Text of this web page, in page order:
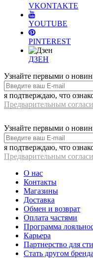
VKONTAKTE
YOUTUBE
PINTEREST
ДЗЕН
Узнайте первыми о
я подтверждаю, что
Предварительным
Узнайте первыми о
я подтверждаю, что
Предварительным
О нас
Контакты
Магазины
Доставка
Обмен и возврат
Оплата частями
Программа
Карьера
Партнерство для
Стать другом бренда